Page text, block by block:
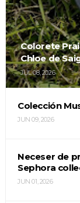
Colorete
Chloe de
JUL 08, 2026
Colección
JUN 09, 2026
Neceser de
Sephora
JUN 01, 2026